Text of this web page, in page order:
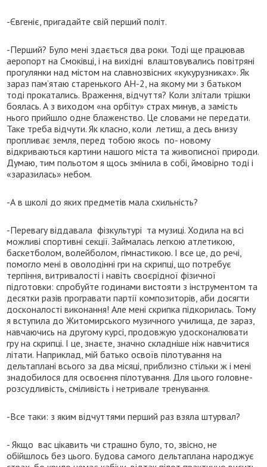
-Євгеніє, пригадайте свій перший політ.
-Перший? Було мені здається два роки. Тоді ще працював
аеропорт на Смоківці, і на вихідні влаштовувались повітряні
прогулянки над містом на славнозвісних «кукурузниках». Як
зараз пам’ятаю старенького АН-2, на якому ми з батьком
тоді прокатались. Враження, відчуття? Коли злітали трішки
боялась. А з виходом «на орбіту» страх минув, а замість
нього прийшло одне блаженство. Це словами не передати.
Таке треба відчути. Як класно, коли летиш, а десь внизу
пропливає земля, перед тобою якось по- новому
відкриваються картини нашого міста та живописної природи.
Думаю, тим польотом я щось змінила в собі, ймовірно тоді і
«заразилась» небом.
-А в школі до яких предметів мала схильність?
-Перевагу віддавала фізкультурі та музиці. Ходила на всі
можливі спортивні секції. Займалась легкою атлетикою,
баскетболом, волейболом, гімнастикою. І все це, до речі,
помогло мені в оволодінні гри на скрипці, що потребує
терпіння, витривалості і навіть своєрідної фізичної
підготовки: спробуйте годинами вистояти з інструментом та
десятки разів програвати партії композиторів, аби досягти
досконалості виконання! Але мені скрипка підкорилась. Тому
я вступила до Житомирського музичного училища, де зараз,
навчаючись на другому курсі, продовжую удосконалювати
гру на скрипці. І це, знаєте, значно складніше ніж навчитися
літати. Наприклад, мій батько освоїв пілотування на
дельтаплані всього за два місяці, приблизно стільки ж і мені
знадобилося для освоєння пілотування. Для цього головне-
розсудливість, сміливість і нетривале тренування.
-Все таки: з яким відчуттями перший раз взяла штурвал?
- Якщо вас цікавить чи страшно було, то, звісно, не
обійшлось без цього. Будова самого дельтаплана народжує